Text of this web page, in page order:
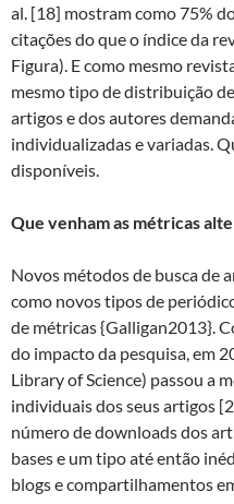
al. [18] mostram como 75%
citações do que o índice da
Figura). E como mesmo
mesmo tipo de distribuição
artigos e dos autores
individualizadas e variadas.
disponíveis.
Que venham as métricas
Novos métodos de busca de
como novos tipos de
de métricas {Galligan2013}.
do impacto da pesquisa, em
Library of Science) passou a
individuais dos seus artigos
número de downloads dos
bases e um tipo até então
blogs e compartilhamentos